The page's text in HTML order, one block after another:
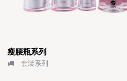
瘦腰瓶系列
套装系列